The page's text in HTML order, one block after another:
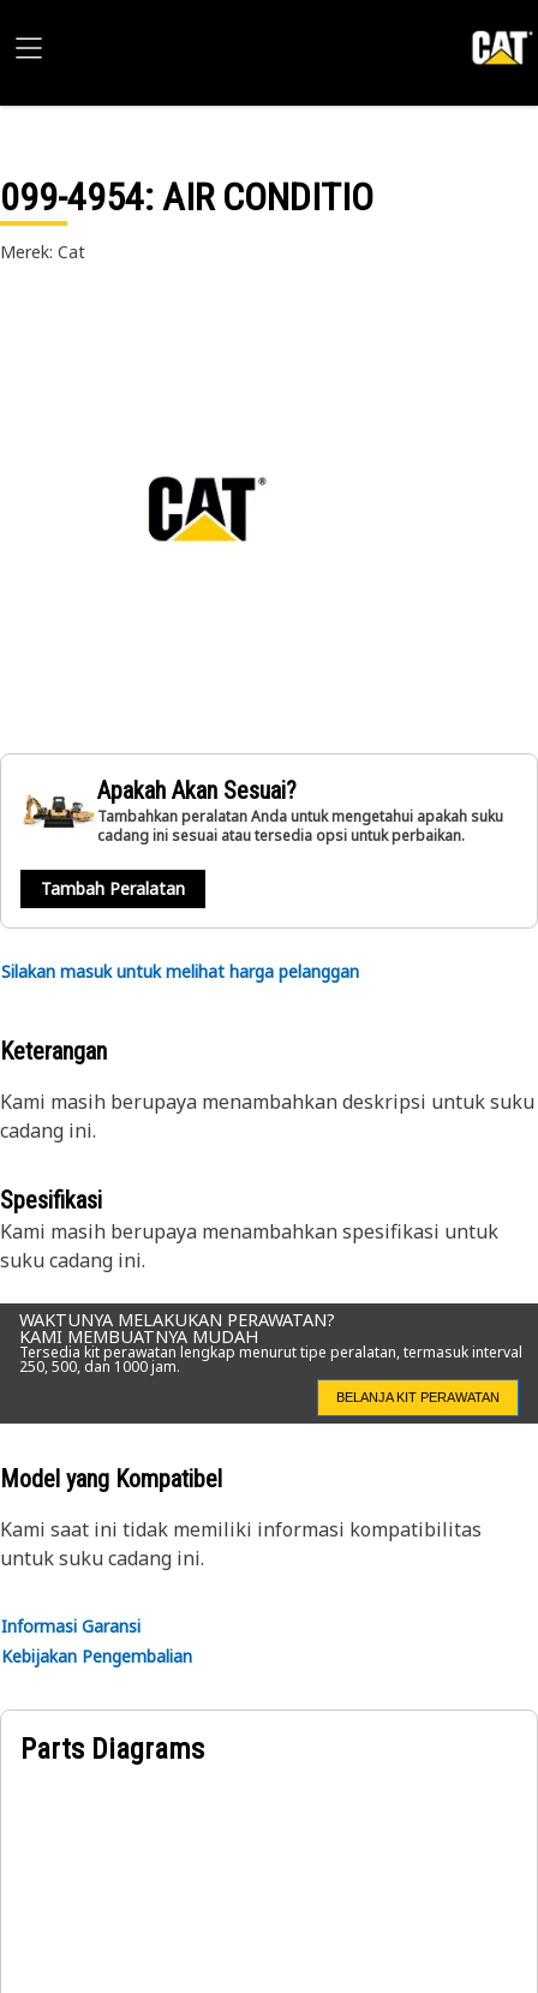
099-4954: AIR CONDITIO
Merek: Cat
Apakah Akan Sesuai?
Tambahkan peralatan Anda untuk mengetahui apakah suku
cadang ini sesuai atau tersedia opsi untuk perbaikan.
Tambah Peralatan
Silakan masuk untuk melihat harga pelanggan
Keterangan
Kami masih berupaya menambahkan deskripsi untuk suku
cadang ini.
Spesifikasi
Kami masih berupaya menambahkan spesifikasi untuk
suku cadang ini.
WAKTUNYA MELAKUKAN PERAWATAN?
KAMI MEMBUATNYA MUDAH
Tersedia kit perawatan lengkap menurut tipe peralatan, termasuk interval
250, 500, dan 1000 jam.
BELANJA KIT PERAWATAN
Model yang Kompatibel
Kami saat ini tidak memiliki informasi kompatibilitas
untuk suku cadang ini.
Informasi Garansi
Kebijakan Pengembalian
Parts Diagrams